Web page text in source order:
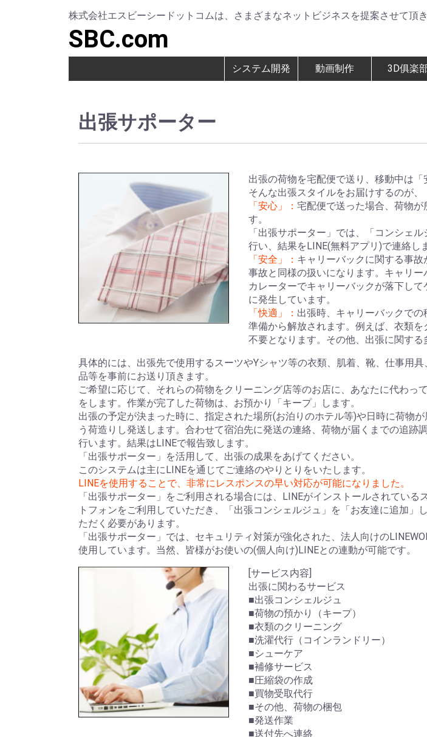
株式会社エスビーシードットコムは、さまざまなネットビジネスを提案させて頂
SBC.com
システム開発 動画制作 3D俱楽
出張サポーター
出張の荷物を宅配便で送り、移動中は「
そんな出張スタイルをお届けするのが、
「安心」： 宅配便で送った場合、荷物
す。
「出張サポーター」では、「コンシェ
行い、結果をLINE(無料アプリ)で連絡し
「安全」： キャリーバックに関する事
事故と同様の扱いになります。キャリ
カレーターでキャリーバックが落下し
に発生しています。
「快適」： 出張時、キャリーバックで
準備から解放されます。例えば、衣類
不要となります。その他、出張に関する
具体的には、出張先で使用するスーツやYシャツ等の衣類、肌着、靴、仕事用具
品等を事前にお送り頂きます。
ご希望に応じて、それらの荷物をクリーニング店等のお店に、あなたに代わっ
をします。作業が完了した荷物は、お預かり「キープ」します。
出張の予定が決まった時に、指定された場所(お泊りのホテル等)や日時に荷物が
う荷造りし発送します。合わせて宿泊先に発送の連絡、荷物が届くまでの追跡
行います。結果はLINEで報告致します。
「出張サポーター」を活用して、出張の成果をあげてください。
このシステムは主にLINEを通じてご連絡のやりとりをいたします。
LINEを使用することで、非常にレスポンスの早い対応が可能になりました。
「出張サポーター」をご利用される場合には、LINEがインストールされている
トフォンをご利用していただき、「出張コンシェルジュ」を「お友達に追加」
ただく必要があります。
「出張サポーター」では、セキュリティ対策が強化された、法人向けの
使用しています。当然、皆様がお使いの(個人向け)LINEとの連動が可能です。
[サービス内容]
出張に関わるサービス
■出張コンシェルジュ
■荷物の預かり（キープ）
■衣類のクリーニング
■洗濯代行（コインランドリー）
■シューケア
■補修サービス
■圧縮袋の作成
■買物受取代行
■その他、荷物の梱包
■発送作業
■送付先へ連絡